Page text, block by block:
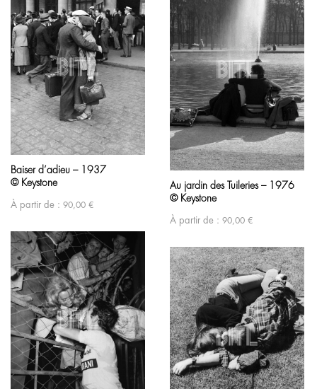
Au jardin des Tuileries – 1976
© Keystone
À partir de : 90,00 €
Baiser d’adieu – 1937
© Keystone
À partir de : 90,00 €